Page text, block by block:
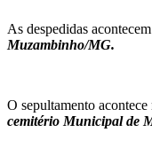
As despedidas
Muzambinho/MG.
O sepultamento
cemitério Municipal de